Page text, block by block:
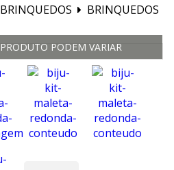
BRINQUEDOS
BRINQUEDOS